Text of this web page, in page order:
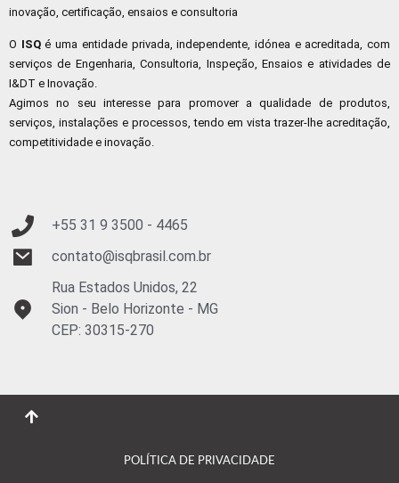
inovação, certificação, ensaios e consultoria
O ISQé uma entidade privada, independente, idónea e acreditada, com
serviços de Engenharia, Consultoria, Inspeção, Ensaios e atividades de
I&DT e Inovação.
Agimos no seu interesse para promover a qualidade de produtos,
serviços, instalações e processos, tendo em vista trazer-lhe acreditação,
competitividade e inovação.
+55 31 93500 - 4465
contato@isqbrasil.com.br
Rua Estados Unidos, 22
Sion - Belo Horizonte - MG
CEP: 30315-270
POLÍTICA DE PRIVACIDADE